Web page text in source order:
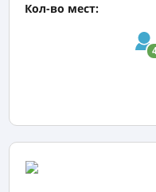
Кол-во мест: